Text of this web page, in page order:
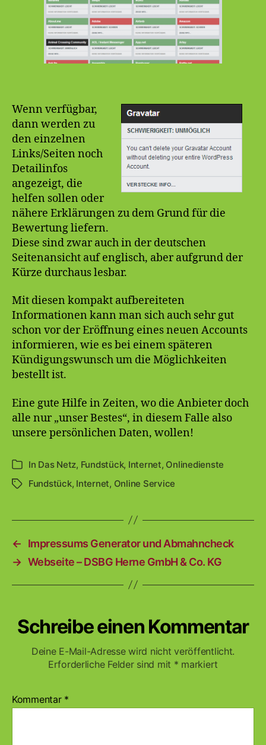
Wenn verfügbar,
dann werden zu
den einzelnen
Links/Seiten noch
Detailinfos
angezeigt, die
helfen sollen oder
nähere Erklärungen zu dem Grund für die
Bewertung liefern.
Diese sind zwar auch in der deutschen
Seitenansicht auf englisch, aber aufgrund der
Kürze durchaus lesbar.
Mit diesen kompakt aufbereiteten
Informationen kann man sich auch sehr gut
schon vor der Eröffnung eines neuen Accounts
informieren, wie es bei einem späteren
Kündigungswunsch um die Möglichkeiten
bestellt ist.
Eine gute Hilfe in Zeiten, wo die Anbieter doch
alle nur „unser Bestes“, in diesem Falle also
unsere persönlichen Daten, wollen!
Kategorien
In Das Netz, Fundstück, Internet, Onlinedienste
Schlagwörter
Fundstück, Internet, Online Service
←
Impressums Generator und Abmahncheck
→ Webseite – DSBG Herne GmbH & Co. KG
Schreibe einen Kommentar
Deine E-Mail-Adresse wird nicht veröffentlicht.
Erforderliche Felder sind mit * markiert
Kommentar *